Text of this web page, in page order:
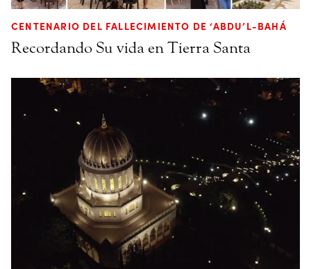
CENTENARIO DEL FALLECIMIENTO DE ‘ABDU’L-BAHÁ
Recordando Su vida en Tierra Santa